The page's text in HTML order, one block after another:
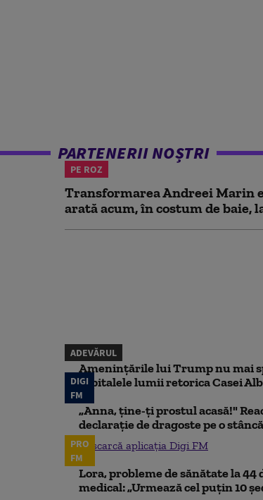
PARTENERII NOȘTRI
PE ROZ
Transformarea Andreei Marin
arată acum, în costum de baie,
ADEVĂRUL
Amenințările lui Trump nu mai
capitalele lumii retorica Casei
DIGI
FM
„Anna, ţine-ţi prostul acasă!"
declaraţie de dragoste pe o
Descarcă aplicația Digi FM
PRO
FM
Lora, probleme de sănătate la
medical: „Urmează cel puțin 10